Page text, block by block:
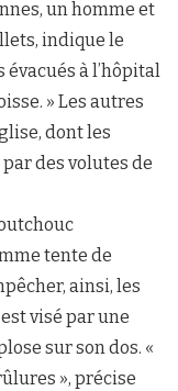
un homme et
indique le
évacués à l’hôpital
» Les autres
dont les
des volutes de
tente de
ainsi, les
visé par une
sur son dos. «
», précise